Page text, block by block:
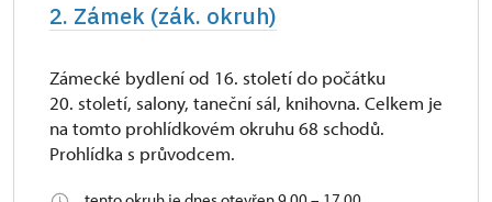
2. Zámek (zák. okruh)
Zámecké bydlení od 16. století do počátku
20. století, salony, taneční sál, knihovna. Celkem je
na tomto prohlídkovém okruhu 68 schodů.
Prohlídka s průvodcem.